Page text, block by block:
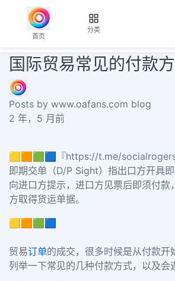
首页
分类
国际贸易常见的付款
Posts by www.oafans.com blog
2 年，5 月前
🟨🟧🟩🟦『https://t.me/
即期交单（D/P Sight）指出口方开具
向进口方提示，进口方见票后即须付款
方取得货运单据。
🟨🟧🟩🟦
贸易订单的成交，很多时候是从付款开
列举一下常见的几种付款方式，以及会